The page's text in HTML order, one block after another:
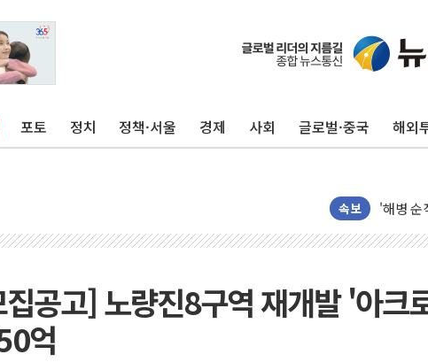
포토 정치 정책·서울 경제 사회 글로벌·중국 해외
속보
해군1함
원주시,
전남광
청도 문
헥토이
우리은
민병덕
하나금
공고] 노량진8구역 재개발 '아크
억